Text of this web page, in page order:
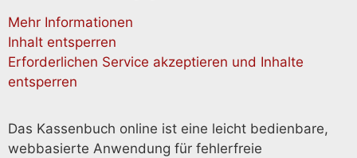
Mehr Informationen
Inhalt entsperren
Erforderlichen Service akzeptieren und Inhalte
entsperren
Das Kassenbuch online ist eine leicht bedienbare,
webbasierte Anwendung für fehlerfreie